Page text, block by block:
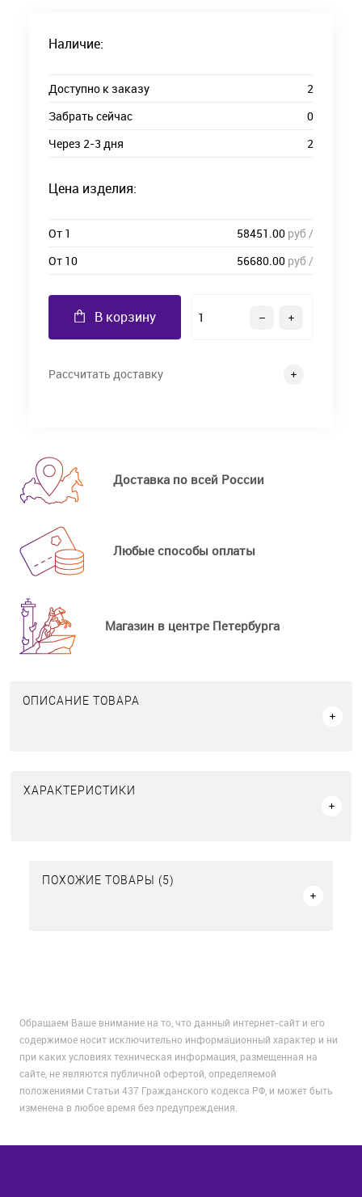
Наличие:
Доступно к заказу
2
Забрать сейчас
0
Через 2-3 дня
2
Цена изделия:
От 1 58451.00 руб /
От 10
56680.00 руб /
В корзину
Рассчитать доставку
Доставка по всей России
Любые способы оплаты
Магазин в центре Петербурга
ОПИСАНИЕ ТОВАРА
ХАРАКТЕРИСТИКИ
ПОХОЖИЕ ТОВАРЫ (5)
Обращаем Ваше внимание на то, что данный интернет-сайт и его
содержимое носит исключительно информационный характер и ни
при каких условиях техническая информация, размещенная на
сайте, не являются публичной офертой, определяемой
положениями Статьи 437 Гражданского кодекса РФ, и может быть
изменена в любое время без предупреждения.